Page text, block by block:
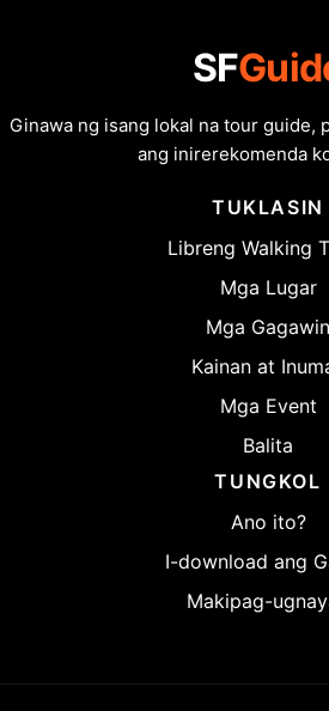
SF
Ginawa ng isang lokal na tour guide,
ang inirerekomenda
TUKLASIN
Libreng Walking
Mga Lugar
Mga Gagawin
Kainan at
Mga Event
Balita
TUNGKOL
Ano ito?
I-download ang
Makipag-